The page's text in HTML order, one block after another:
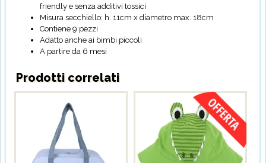
friendly e senza additivi tossici
Misura secchiello: h. 11cm x diametro max. 18cm
Contiene 9 pezzi
Adatto anche ai bimbi piccoli
A partire da 6 mesi
Prodotti correlati